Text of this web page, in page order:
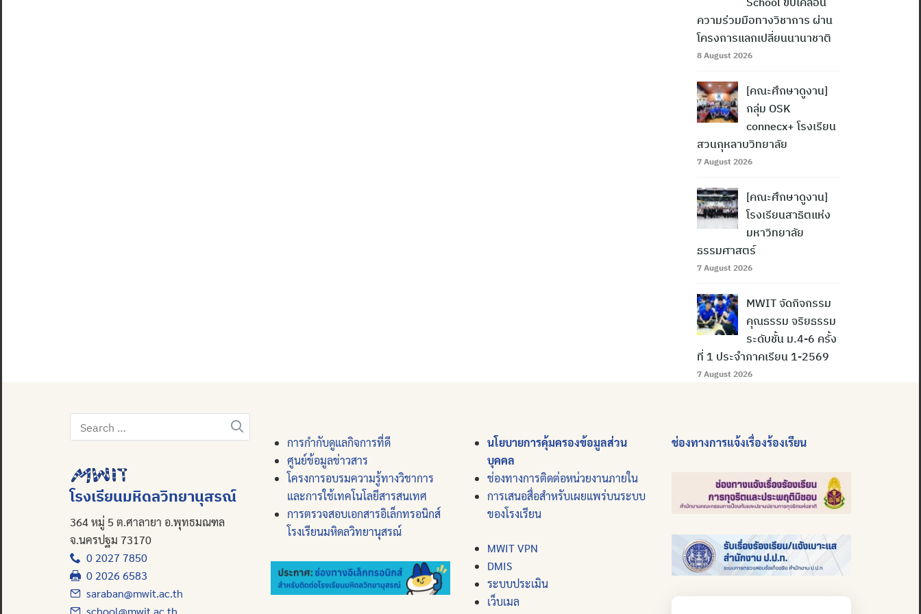
ความร่วมมือทางวิชาการ ผ่าน
โครงการแลกเปลี่ยนนานาชาติ
8 August 2026
[คณะศึกษาดูงาน]
กลุ่ม OSK
connecx+ โรงเรียน
สวนกุหลาบวิทยาลัย
7 August 2026
[คณะศึกษาดูงาน]
โรงเรียนสาธิตแห่ง
มหาวิทยาลัย
ธรรมศาสตร์
7 August 2026
MWIT จัดกิจกรรม
คุณธรรม จริยธรรม
ระดับชั้น ม.4-6 ครั้ง
ที่ 1 ประจำภาคเรียน 1-2569
7 August 2026
Search
for:
โรงเรียนมหิดลวิทยานุสรณ์
364 หมู่ 5 ต.ศาลายา อ.พุทธมณฑล
จ.นครปฐม 73170
0 2027 7850
0 2026 6583
saraban@mwit.ac.th
การกำกับดูแลกิจการที่ดี
ศูนย์ข้อมูลข่าวสาร
โครงการอบรมความรู้ทางวิชาการ
และการใช้เทคโนโลยีสารสนเทศ
การตรวจสอบเอกสารอิเล็กทรอนิกส์
โรงเรียนมหิดลวิทยานุสรณ์
นโยบายการคุ้มครองข้อมูลส่วน
บุคคล
ช่องทางการติดต่อหน่วยงานภายใน
การเสนอสื่อสำหรับเผยแพร่บนระบบ
ของโรงเรียน
MWIT VPN
DMIS
ระบบประเมิน
เว็บเมล
ช่องทางการแจ้งเรื่องร้องเรียน